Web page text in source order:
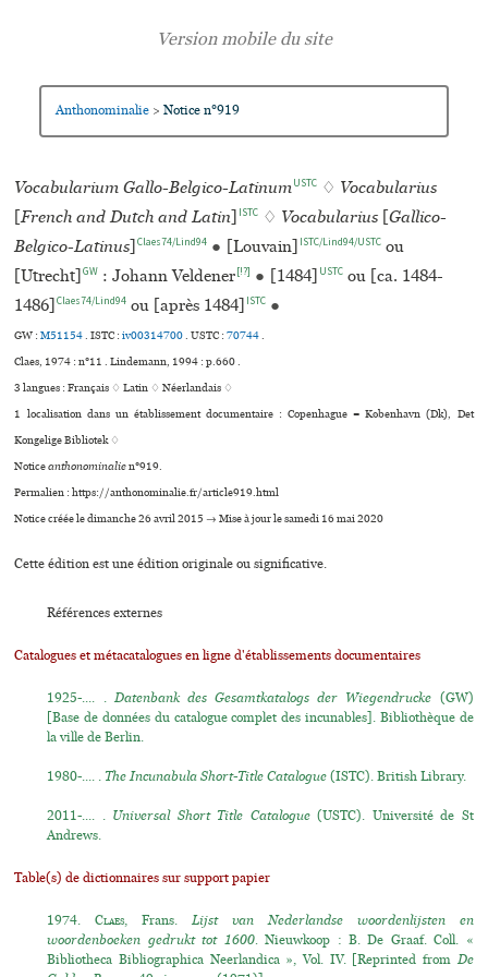
Anthonominalie > Notice n°919
Vocabularium Gallo-Belgico-LatinumUSTC ♢ Vocabularius
[French and Dutch and Latin ISTC ♢ Vocabularius [Gallico-
Belgico-Latinus Claes74/Lind94 ● [Louvain] ISTC/Lind94/USTC ou
[Utrecht] GW : Johann Veldener[!?] ● [1484] USTC ou [ca. 1484-
1486] Claes74/Lind94 ou [après 1484] ISTC ●
GW :M51154. ISTC :iv00314700.USTC :70744.
Claes, 1974 : n°11 . Lindemann, 1994 : p.660 .
3 langues :Français ♢Latin ♢Néerlandais ♢
1 localisation dans un établissement documentaire : Copenhague = København (Dk), Det
Kongelige Bibliotek ♢
Noticeanthonominalien°919.
Permalien : https://anthonominalie.fr/article919.html
Notice créée le dimanche 26 avril 2015 → Mise à jour le samedi 16 mai 2020
Cette édition est une édition originale ou significative.
Références externes
Catalogues et métacatalogues en ligne d'établissements documentaires
1925-.... .Datenbank des Gesamtkatalogs der Wiegendrucke (GW)
[Base de données du catalogue complet des incunables]. Bibliothèque de
la ville de Berlin.
1980-.... .The Incunabula Short-Title Catalogue (ISTC). British Library.
2011-.... . Universal Short Title Catalogue(USTC). Université de St
Andrews.
Table(s) de dictionnaires sur support papier
1974.Claes, Frans.Lijst van Nederlandse woordenlijsten en
woordenboeken gedrukt tot 1600.Nieuwkoop : B. De Graaf. Coll. «
Bibliotheca Bibliographica Neerlandica », Vol. IV. [Reprinted fromDe